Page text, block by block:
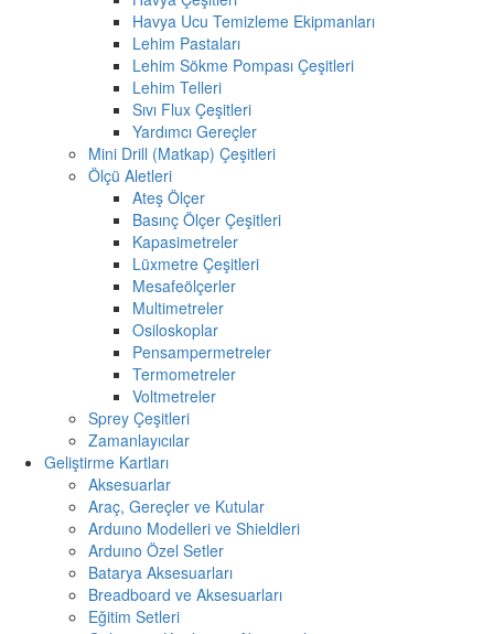
Havya Ucu Temizleme Ekipmanları
Lehim Pastaları
Lehim Sökme Pompası Çeşitleri
Lehim Telleri
Sıvı Flux Çeşitleri
Yardımcı Gereçler
Mini Drill (Matkap) Çeşitleri
Ölçü Aletleri
Ateş Ölçer
Basınç Ölçer Çeşitleri
Kapasimetreler
Lüxmetre Çeşitleri
Mesafeölçerler
Multimetreler
Osiloskoplar
Pensampermetreler
Termometreler
Voltmetreler
Sprey Çeşitleri
Zamanlayıcılar
Geliştirme Kartları
Aksesuarlar
Araç, Gereçler ve Kutular
Arduıno Modelleri ve Shieldleri
Arduıno Özel Setler
Batarya Aksesuarları
Breadboard ve Aksesuarları
Eğitim Setleri